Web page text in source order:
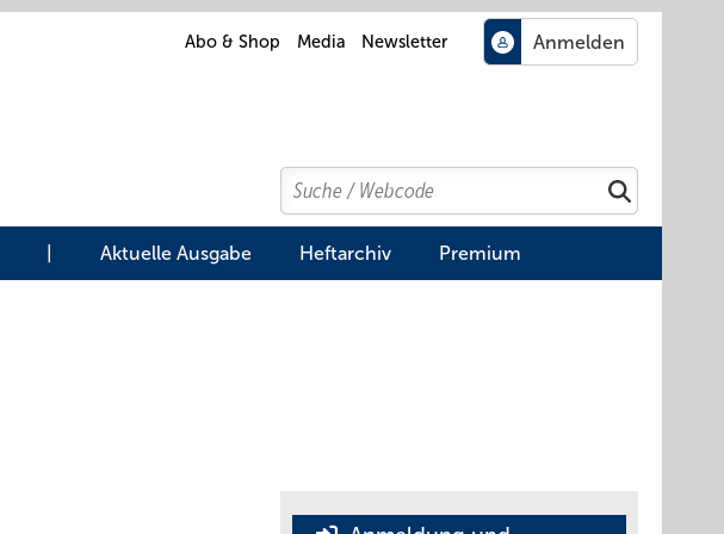
Abo & Shop Media Newsletter
Search
Suchen
Aktuelle Ausgabe Heftarchiv Premium